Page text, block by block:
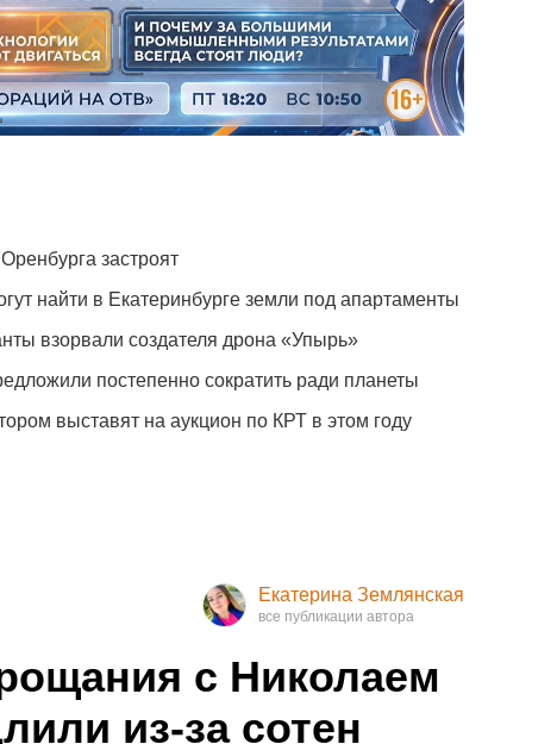
застроят
найти в Екатеринбурге земли под апартаменты
взорвали создателя дрона «Упырь»
постепенно сократить ради планеты
выставят на аукцион по КРТ в этом году
Екатерина Землянская
с Николаем
из-за сотен